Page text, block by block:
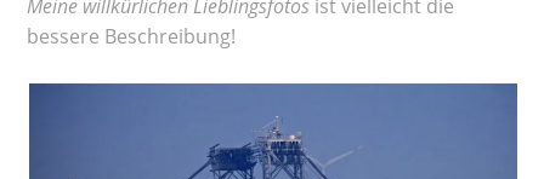
Meine willkürlichen Lieblingsfotos ist vielleicht die
bessere Beschreibung!